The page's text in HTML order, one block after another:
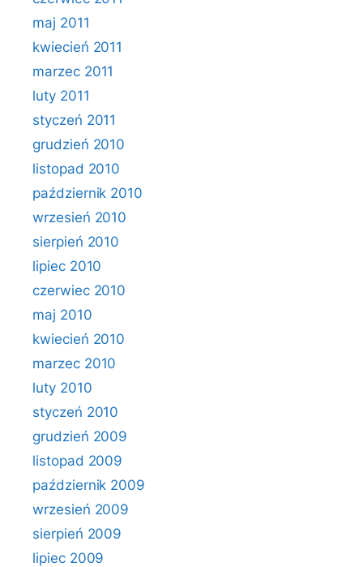
maj 2011
kwiecień 2011
marzec 2011
luty 2011
styczeń 2011
grudzień 2010
listopad 2010
październik 2010
wrzesień 2010
sierpień 2010
lipiec 2010
czerwiec 2010
maj 2010
kwiecień 2010
marzec 2010
luty 2010
styczeń 2010
grudzień 2009
listopad 2009
październik 2009
wrzesień 2009
sierpień 2009
lipiec 2009